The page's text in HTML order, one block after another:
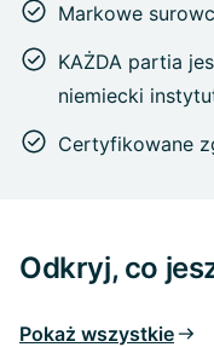
Markowe
KAŻDA partia
niemiecki
Certyfikowane
Odkryj, co
Pokaż wszystkie